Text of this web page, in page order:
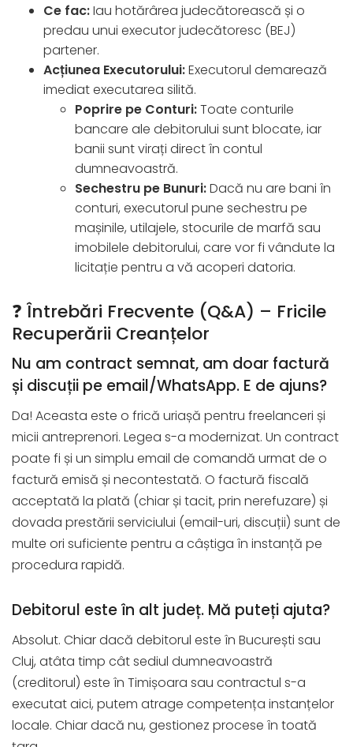
Ce fac:Iau hotărârea judecătorească și o
predau unui executor judecătoresc (BEJ)
partener.
Acțiunea Executorului:Executorul demarează
imediat executarea silită.
Poprire pe Conturi:Toate conturile
bancare ale debitorului sunt blocate, iar
banii sunt virați direct în contul
dumneavoastră.
Sechestru pe Bunuri:Dacă nu are bani în
conturi, executorul pune sechestru pe
mașinile, utilajele, stocurile de marfă sau
imobilele debitorului, care vor fi vândute la
licitație pentru a vă acoperi datoria.
❓ Întrebări Frecvente (Q&A) – Fricile
Recuperării Creanțelor
Nu am contract semnat, am doar factură
și discuții pe email/WhatsApp. E de ajuns?
Da! Aceasta este o frică uriașă pentru freelanceri și
micii antreprenori. Legea s-a modernizat. Un contract
poate fi și un simplu email de comandă urmat de o
factură emisă și necontestată. O factură fiscală
acceptată la plată (chiar și tacit, prin nerefuzare) și
dovada prestării serviciului (email-uri, discuții) sunt de
multe ori suficiente pentru a câștiga în instanță pe
procedura rapidă.
Debitorul este în alt județ. Mă puteți ajuta?
Absolut. Chiar dacă debitorul este în București sau
Cluj, atâta timp cât sediul dumneavoastră
(creditorul) este în Timișoara sau contractul s-a
executat aici, putem atrage competența instanțelor
locale. Chiar dacă nu, gestionez procese în toată